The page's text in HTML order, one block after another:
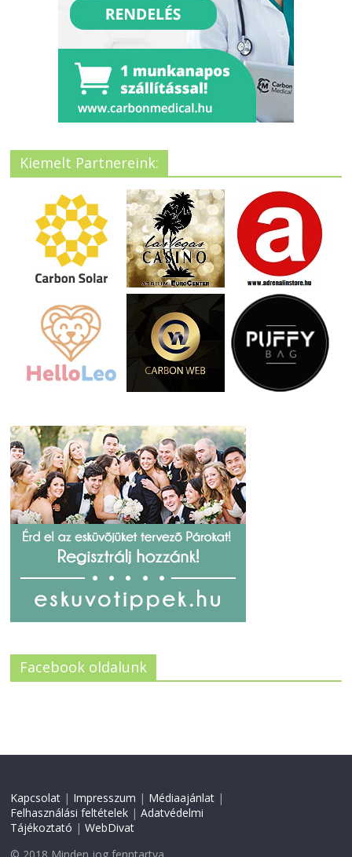
Kiemelt Partnereink:
Facebook oldalunk
Kapcsolat | Impresszum | Médiaajánlat |
Felhasználási feltételek |Adatvédelmi
Tájékoztató |WebDivat